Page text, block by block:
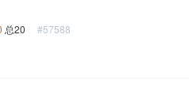
总20 #57588